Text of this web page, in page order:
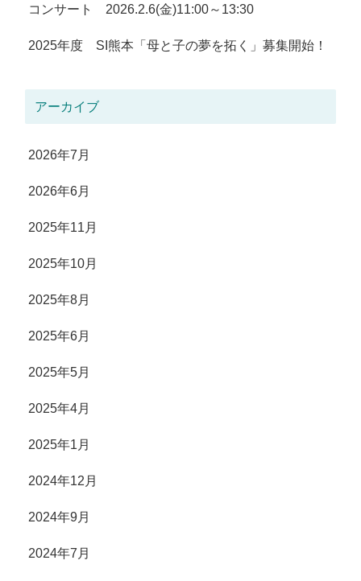
コンサート 2026.2.6(金)11:00～13:30
2025年度 SI熊本「母と子の夢を拓く」募集開始！
アーカイブ
2026年7月
2026年6月
2025年11月
2025年10月
2025年8月
2025年6月
2025年5月
2025年4月
2025年1月
2024年12月
2024年9月
2024年7月